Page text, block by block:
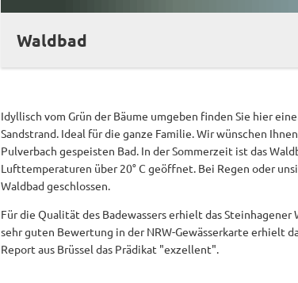
Waldbad
Idyllisch vom Grün der Bäume umgeben finden Sie hier
Sandstrand. Ideal für die ganze Familie. Wir wünschen
Pulverbach gespeisten Bad. In der Sommerzeit ist das
Lufttemperaturen über 20° C geöffnet. Bei Regen oder
Waldbad geschlossen.
Für die Qualität des Badewassers erhielt das Steinhagener
sehr guten Bewertung in der NRW-Gewässerkarte erhielt
Report aus Brüssel das Prädikat "exzellent".